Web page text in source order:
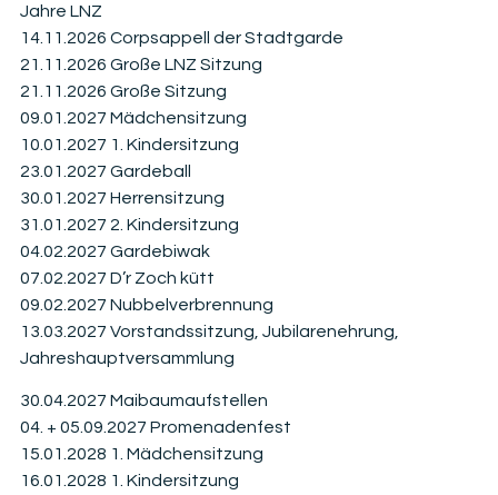
Jahre LNZ
14.11.2026 Corpsappell der Stadtgarde
21.11.2026 Große LNZ Sitzung
21.11.2026 Große Sitzung
09.01.2027 Mädchensitzung
10.01.2027 1. Kindersitzung
23.01.2027 Gardeball
30.01.2027 Herrensitzung
31.01.2027 2. Kindersitzung
04.02.2027 Gardebiwak
07.02.2027 D’r Zoch kütt
09.02.2027 Nubbelverbrennung
13.03.2027 Vorstandssitzung, Jubilarenehrung,
Jahreshauptversammlung
30.04.2027 Maibaumaufstellen
04. + 05.09.2027 Promenadenfest
15.01.2028 1. Mädchensitzung
16.01.2028 1. Kindersitzung